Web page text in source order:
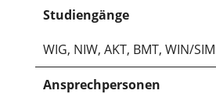
Studiengänge
WIG, NIW, AKT, BMT, WIN/SIM
Ansprechpersonen